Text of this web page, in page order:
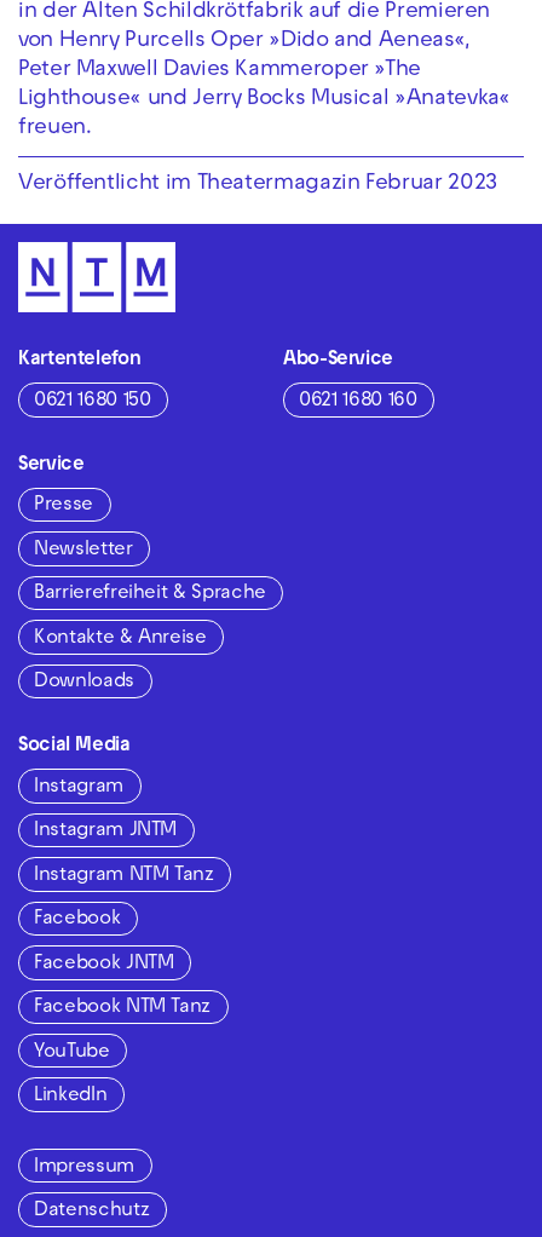
in der Alten Schildkrötfabrik auf die Premieren
von Henry Purcells Oper »Dido and Aeneas«,
Peter Maxwell Davies Kammeroper »The
Lighthouse« und Jerry Bocks Musical »Anatevka«
freuen.
Veröffentlicht im Theatermagazin Februar 2023
Kartentelefon
0621 1680 150
Abo-Service
0621 1680 160
Service
Presse
Newsletter
Barrierefreiheit & Sprache
Kontakte & Anreise
Downloads
Social Media
Instagram
Instagram JNTM
Instagram NTM Tanz
Facebook
Facebook JNTM
Facebook NTM Tanz
YouTube
LinkedIn
Impressum
Datenschutz